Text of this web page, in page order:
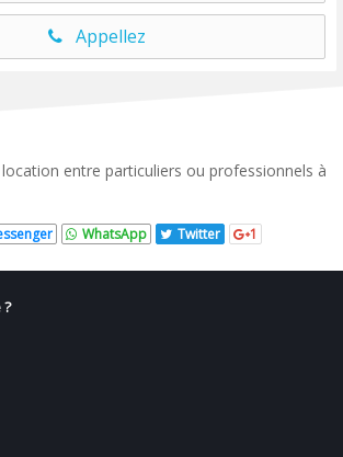
Appellez
entre particuliers ou professionnels à
WhatsApp Twitter 1
?